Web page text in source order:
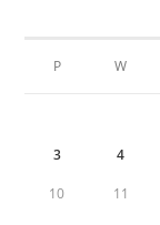
P W
3 4
10 11